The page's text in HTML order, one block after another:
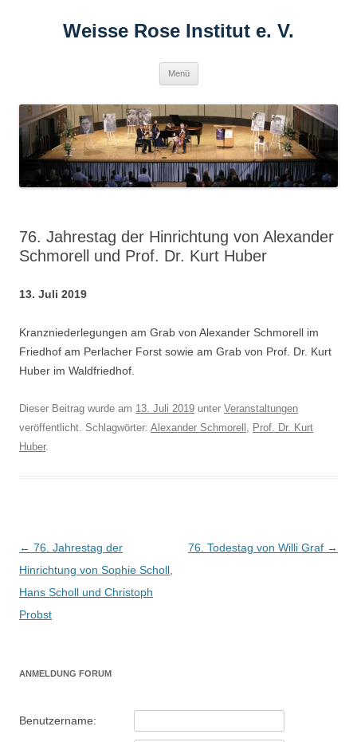
Weisse Rose Institut e. V.
Menü
76. Jahrestag der Hinrichtung von Alexander
Schmorell und Prof. Dr. Kurt Huber
13. Juli 2019
Kranzniederlegungen am Grab von Alexander Schmorell im
Friedhof am Perlacher Forst sowie am Grab von Prof. Dr. Kurt
Huber im Waldfriedhof.
Dieser Beitrag wurde am 13. Juli 2019 unter Veranstaltungen
veröffentlicht. Schlagwörter: Alexander Schmorell , Prof. Dr. Kurt
Huber.
Beitragsnavigation
← 76. Jahrestag der
Hinrichtung von Sophie Scholl,
Hans Scholl und Christoph
Probst
76. Todestag von Willi Graf →
ANMELDUNG FORUM
Benutzername: